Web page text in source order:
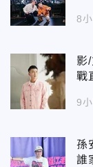
8
影
戰
9
孫
誰